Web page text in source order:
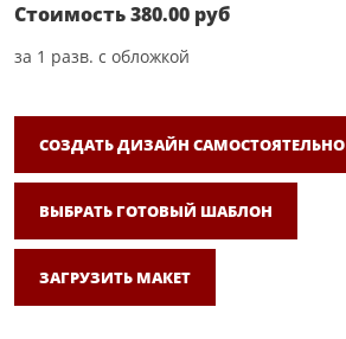
Стоимость380.00 руб
за 1 разв. с обложкой
СОЗДАТЬ ДИЗАЙН САМОСТОЯТЕЛЬНО
ВЫБРАТЬ ГОТОВЫЙ ШАБЛОН
ЗАГРУЗИТЬ МАКЕТ